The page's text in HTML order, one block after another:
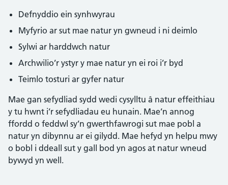
Defnyddio ein synhwyrau
Myfyrio ar sut mae natur yn gwneud i ni deimlo
Sylwi ar harddwch natur
Archwilio’r ystyr y mae natur yn ei roi i’r byd
Teimlo tosturi ar gyfer natur
Mae gan sefydliad sydd wedi cysylltu â natur effeithiau
y tu hwnt i’r sefydliadau eu hunain. Mae’n annog
ffordd o feddwl sy’n gwerthfawrogi sut mae pobl a
natur yn dibynnu ar ei gilydd. Mae hefyd yn helpu mwy
o bobl i ddeall sut y gall bod yn agos at natur wneud
bywyd yn well.